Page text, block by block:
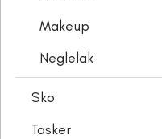
Makeup
Neglelak
Sko
Tasker